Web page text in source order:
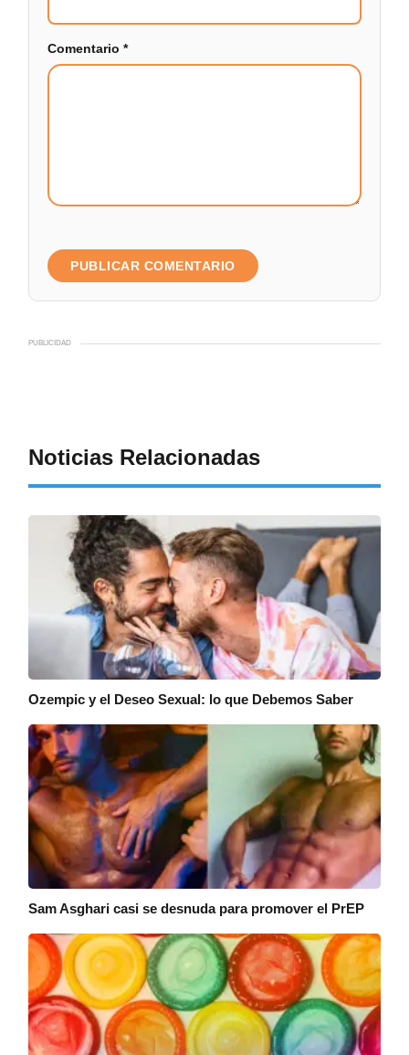
Comentario*
PUBLICIDAD
Noticias Relacionadas
Ozempic y el Deseo Sexual: lo que Debemos Saber
Sam Asghari casi se desnuda para promover el PrEP